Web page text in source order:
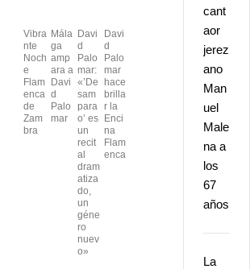
Vibra
nte
Noch
e
Flam
enca
de
Zam
bra
Mála
ga
amp
ara a
Davi
d
Palo
mar
Davi
d
Palo
mar:
«’De
sam
para
o’ es
un
recit
al
dram
atiza
do,
un
géne
ro
nuev
o»
Davi
d
Palo
mar
hace
brilla
r la
Enci
na
Flam
enca
cant
aor
jerez
ano
Man
uel
Male
na a
los
67
años
La